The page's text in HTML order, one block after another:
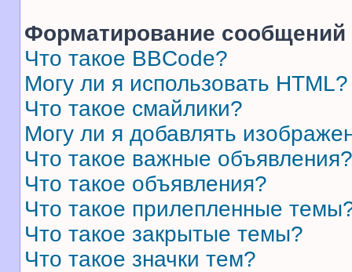
Форматирование
Что такое BBCode?
Могу ли я использовать HTML?
Что такое смайлики?
Могу ли я добавлять
Что такое важные объявления?
Что такое объявления?
Что такое прилепленные
Что такое закрытые темы?
Что такое значки тем?